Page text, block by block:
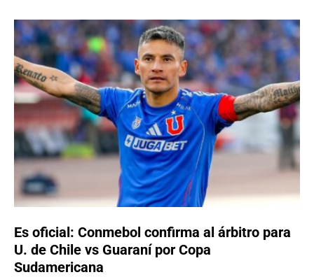
Es oficial: Conmebol confirma al árbitro para
U. de Chile vs Guaraní por Copa
Sudamericana